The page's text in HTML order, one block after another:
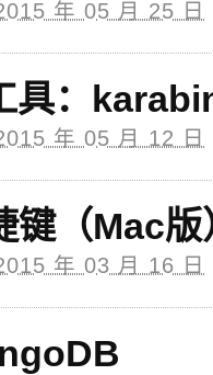
年 05 月 25 日
具：
年 05 月 12 日
键（Mac版
年 03 月 16 日